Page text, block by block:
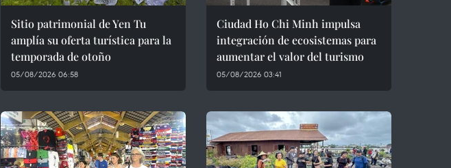
Sitio patrimonial de Yen Tu
amplía su oferta turística para la
temporada de otoño
05/08/2026 06:58
Ciudad Ho Chi Minh impulsa
integración de ecosistemas para
aumentar el valor del turismo
05/08/2026 03:41